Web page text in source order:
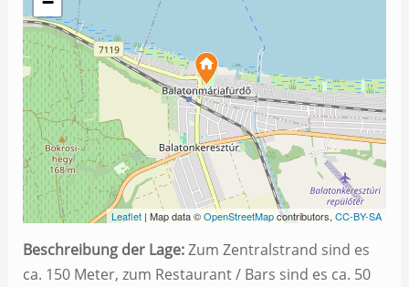
Leaflet | Map data ©OpenStreetMapcontributors,CC-BY-SA
Beschreibung der Lage:Zum Zentralstrand sind es
ca. 150 Meter, zum Restaurant / Bars sind es ca. 50